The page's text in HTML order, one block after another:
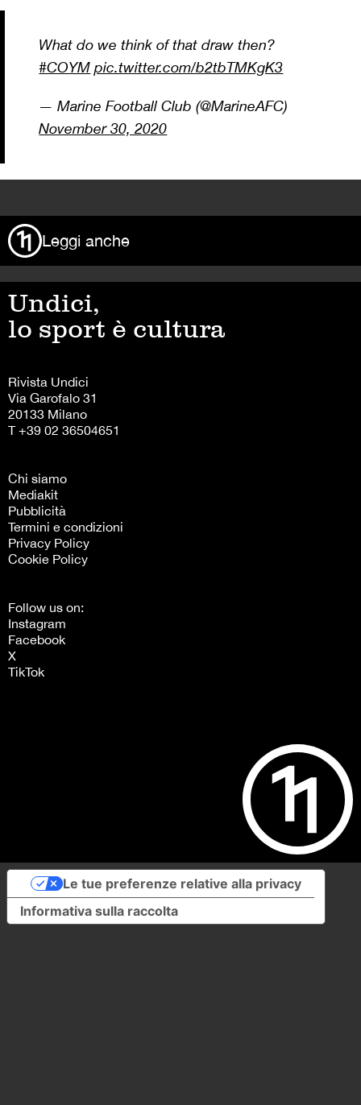
What do we think of that draw then?
#COYM pic.twitter.com/b2tbTMKgK3
— Marine Football Club (@MarineAFC)
November 30, 2020
Leggi anche
Undici,
lo sport è cultura
Rivista Undici
Via Garofalo 31
20133 Milano
T +39 02 36504651
Chi siamo
Mediakit
Pubblicità
Termini e condizioni
Privacy Policy
Cookie Policy
Follow us on:
Instagram
Facebook
X
TikTok
Informativa sulla raccolta
Le tue preferenze relative alla privacy